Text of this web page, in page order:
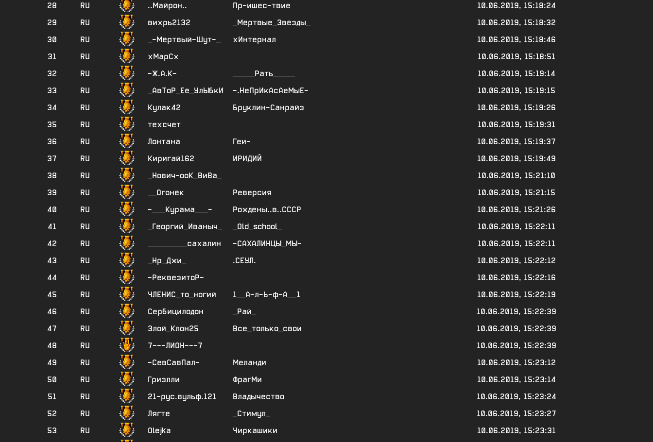
28
RU ..Майрон.. Пр-ишес-твие
10.06.2019, 15:18:24
29
RU вихрь2132 _Мёртвые_Звёзды_
10.06.2019, 15:18:32
30
RU _-Мёртвый-Шут-_ хИнтернал
10.06.2019, 15:18:46
31
RU хМарСх
10.06.2019, 15:18:51
32
RU -Ж.А.К- _____Рать_____
10.06.2019, 15:19:14
33
RU _АвТоР_Её_УлЫбкИ -.НеПрИкАсАеМыЕ-
10.06.2019, 15:19:15
34
RU Кулак42 Бруклин-Санрайз
10.06.2019, 15:19:26
35
RU техсчет
10.06.2019, 15:19:31
36
RU Лонтана Геи-
10.06.2019, 15:19:37
37
RU Киригай162 ИРИДИЙ
10.06.2019, 15:19:49
38
RU _Нович-ооК_ВиВа_
10.06.2019, 15:21:10
39
RU __Огонёк Реверсия
10.06.2019, 15:21:15
40
RU -___Курама___- Рождены..в..СССР
10.06.2019, 15:21:26
41
RU _Георгий_Иваныч_ _Old_school_
10.06.2019, 15:22:11
42
RU _________сахалин -САХАЛИНЦЫ_МЫ-
10.06.2019, 15:22:11
43
RU _Нр_Джи_ .СЕУЛ.
10.06.2019, 15:22:12
44
RU -РеквезитоР-
10.06.2019, 15:22:16
45
RU ЧЛЕНИС_то_ногий 1__А-л-Ь-ф-А__1
10.06.2019, 15:22:19
46
RU Сербицилодон _Рай_
10.06.2019, 15:22:39
47
RU Злой_Клон25 Все_только_свои
10.06.2019, 15:22:39
48
RU 7---ЛИОН---7
10.06.2019, 15:22:39
49
RU -СевСавПал- Меланди
10.06.2019, 15:23:12
50
RU Гризлли ФрагМи
10.06.2019, 15:23:14
51
RU 21-рус.вульф.121 Владычество
10.06.2019, 15:23:24
52
RU Лягте _Стимул_
10.06.2019, 15:23:27
53
RU Olejka Чиркашики
10.06.2019, 15:23:31